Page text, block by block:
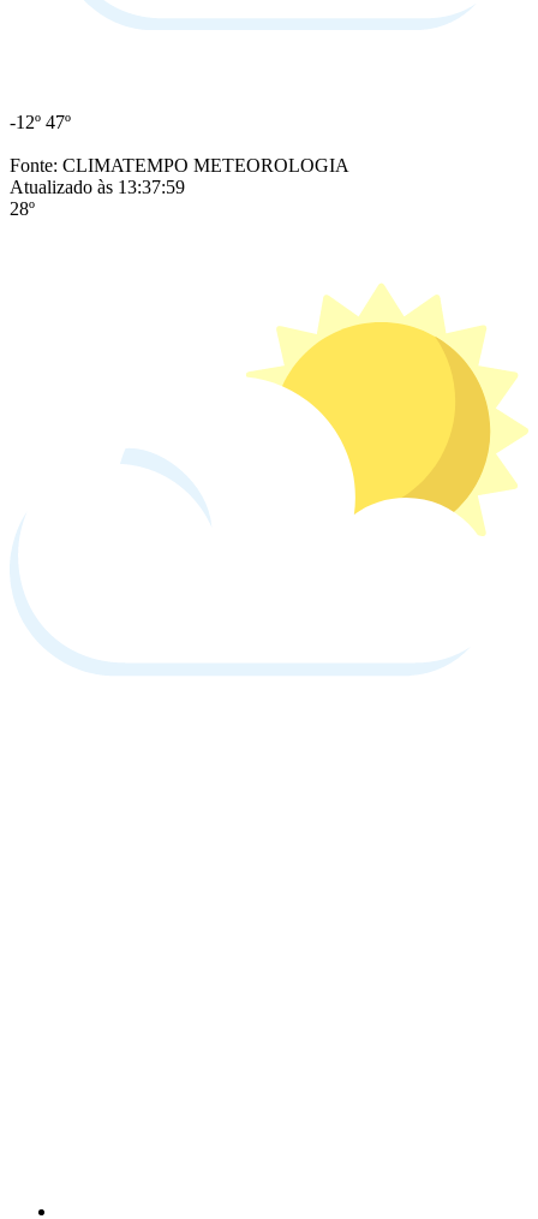
-12º 47º
Fonte: CLIMATEMPO METEOROLOGIA
Atualizado às 13:37:59
28º